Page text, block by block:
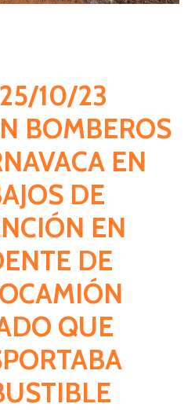
10/23
BOMBEROS
EN
DE
EN
DE
QUE